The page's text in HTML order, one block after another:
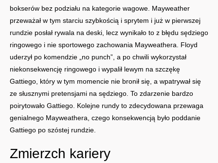
bokserów bez podziału na kategorie wagowe. Mayweather
przeważał w tym starciu szybkością i sprytem i już w pierwszej
rundzie posłał rywala na deski, lecz wynikało to z błędu sędziego
ringowego i nie sportowego zachowania Mayweathera. Floyd
uderzył po komendzie „no punch”, a po chwili wykorzystał
niekonsekwencję ringowego i wypalił lewym na szczękę
Gattiego, który w tym momencie nie bronił się, a wpatrywał się
ze słusznymi pretensjami na sędziego. To zdarzenie bardzo
poirytowało Gattiego. Kolejne rundy to zdecydowana przewaga
genialnego Mayweathera, czego konsekwencją było poddanie
Gattiego po szóstej rundzie.
Zmierzch kariery